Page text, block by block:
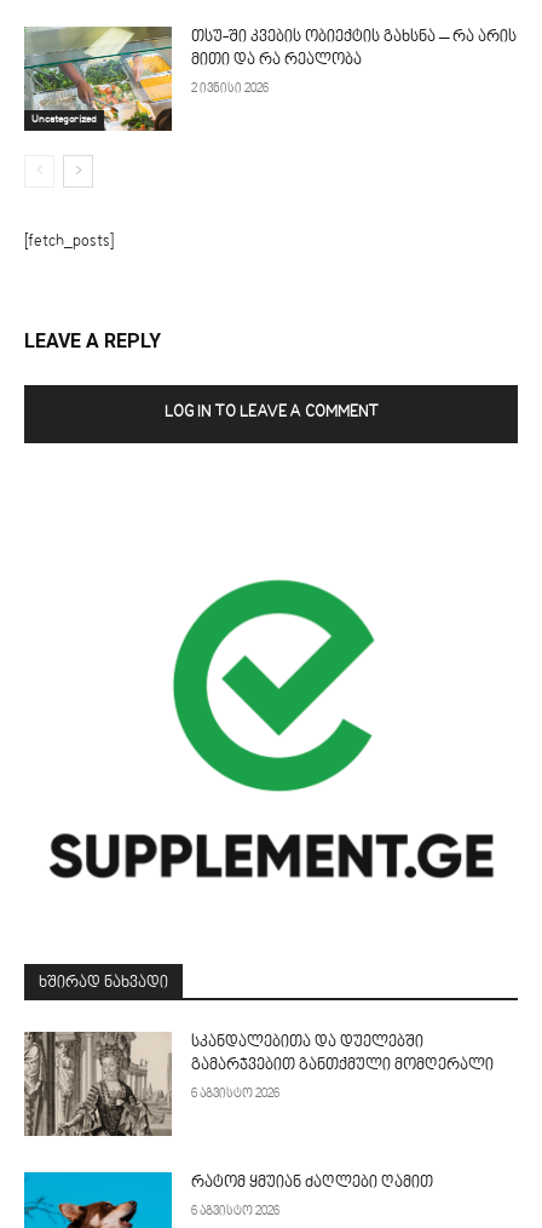
Uncategorized
თსუ-ში კვების ობიექტის გახსნა – რა არის
მითი და რა რეალობა
2 ივნისი 2026
[fetch_posts]
LEAVE A REPLY
LOG IN TO LEAVE A COMMENT
ᲮᲨᲘᲠᲐᲓ ᲜᲐᲮᲕᲐᲓᲘ
სკანდალებითა და დუელებში
გამარჯვებით განთქმული მომღერალი
6 აგვისტო 2026
რატომ ყმუიან ძაღლები ღამით
6 აგვისტო 2026